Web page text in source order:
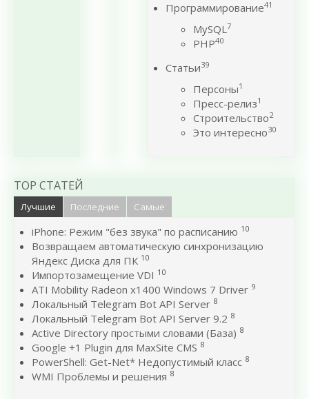
Программирование41
MySQL7
PHP40
Статьи39
Персоны1
Пресс-релиз1
Строительство2
Это интересно30
TOP СТАТЕЙ
Лучшие Последние Самые
iPhone: Режим "без звука" по расписанию 10
Возвращаем автоматическую синхронизацию
Яндекс Диска для ПК 10
Импортозамещение VDI 10
ATI Mobility Radeon x1400 Windows 7 Driver 9
Локальный Telegram Bot API Server 8
Локальный Telegram Bot API Server 9.2 8
Active Directory простыми словами (База) 8
Google +1 Plugin для MaxSite CMS 8
PowerShell: Get-Net* Недопустимый класс 8
WMI Проблемы и решения 8